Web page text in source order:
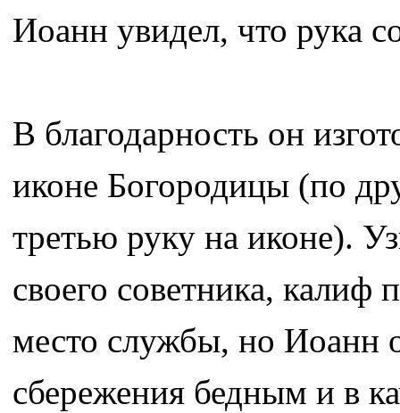
Иоанн увидел, что рука
В благодарность он
иконе Богородицы (по
третью руку на иконе).
своего советника, калиф
место службы, но Иоанн
сбережения бедным и в